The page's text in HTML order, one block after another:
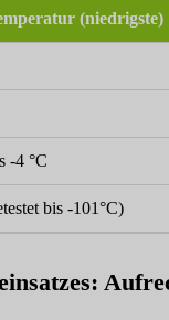
(niedrigste)
-4 °C
bis -101°C)